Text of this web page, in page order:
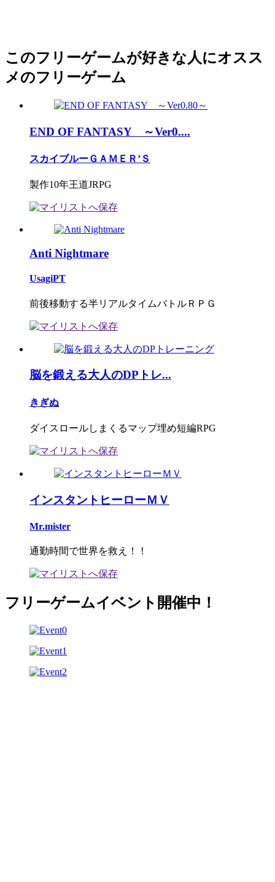
このフリーゲームが好きな人にオスス
メのフリーゲーム
END OF FANTASY ～Ver0....
スカイブルーＧＡＭＥＲ’Ｓ
製作10年王道JRPG
Anti Nightmare
UsagiPT
前後移動する半リアルタイムバトルＲＰＧ
脳を鍛える大人のDPトレ...
きぎぬ
ダイスロールしまくるマップ埋め短編RPG
インスタントヒーローＭＶ
Mr.mister
通勤時間で世界を救え！！
フリーゲームイベント開催中！